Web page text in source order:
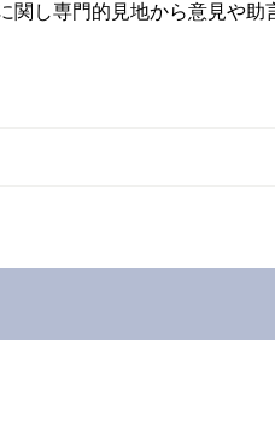
関し専門的見地から意見や助